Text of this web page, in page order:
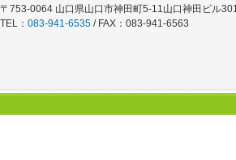
〒753-0064 山口県山口市神田町5-11山口神田ビル301
TEL： 083-941-6535 / FAX：083-941-6563